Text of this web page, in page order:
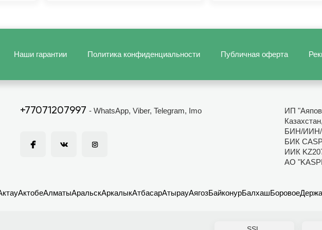
Наши гарантии Политика конфиденциальности Публичная оферта
+77071207997 - WhatsApp, Viber, Telegram, Imo
ИП
Казахстан,
БИН/ИИН/
БИК
ИИК
АО
АктобеАлматыАральскАркалыкАтбасарАтырауАягозБайконурБалхашБоровое